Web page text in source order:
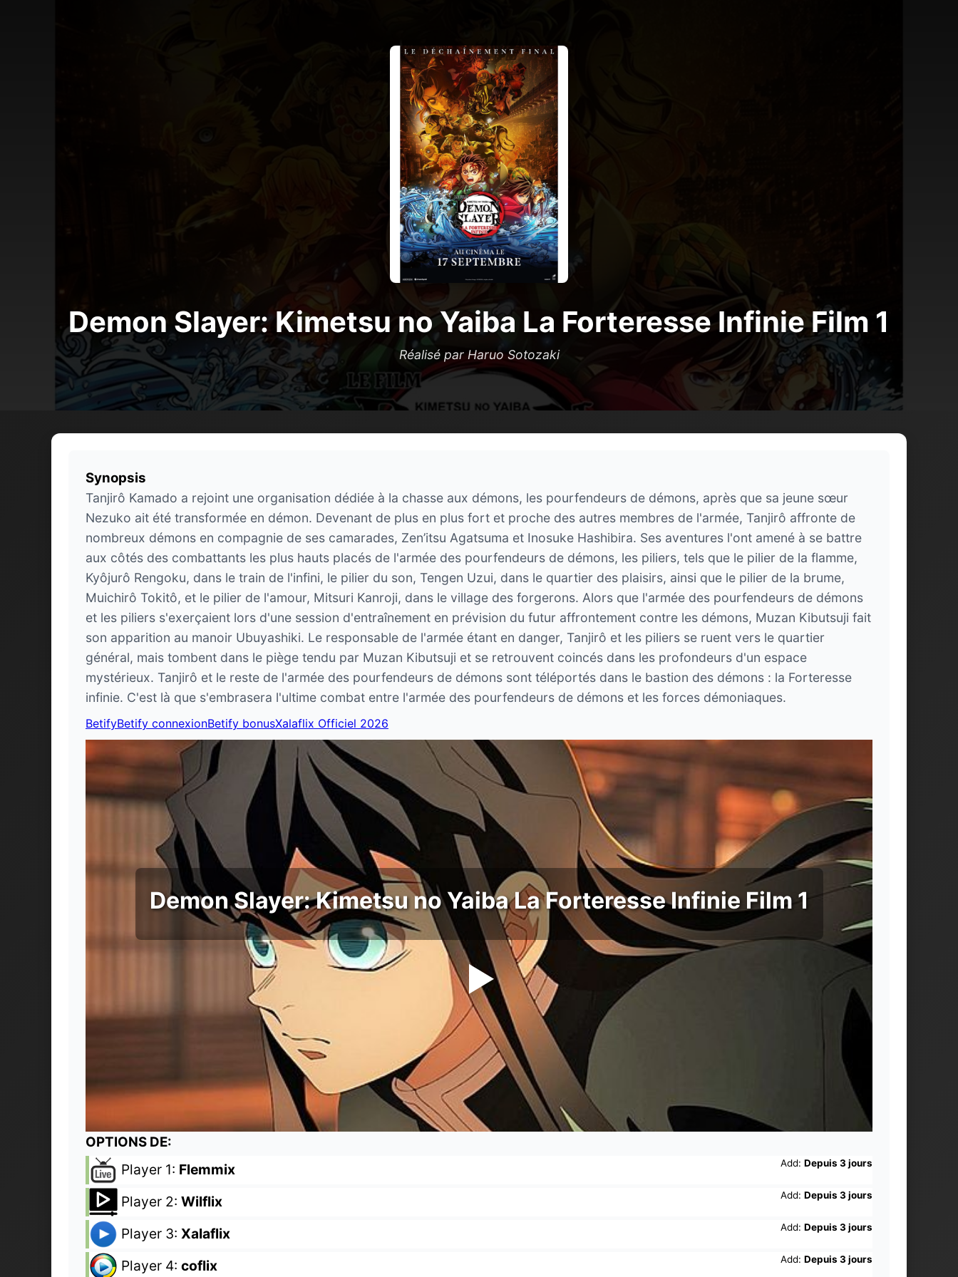
Demon Slayer: Kimetsu no Yaiba La Forteresse Infinie Film 1
Réalisé par Haruo Sotozaki
Synopsis
Tanjirô Kamado a rejoint une organisation dédiée à la chasse aux démons, les pourfendeurs de démons, après que sa jeune sœur
Nezuko ait été transformée en démon. Devenant de plus en plus fort et proche des autres membres de l'armée, Tanjirô affronte de
nombreux démons en compagnie de ses camarades, Zen’itsu Agatsuma et Inosuke Hashibira. Ses aventures l'ont amené à se battre
aux côtés des combattants les plus hauts placés de l'armée des pourfendeurs de démons, les piliers, tels que le pilier de la flamme,
Kyôjurô Rengoku, dans le train de l'infini, le pilier du son, Tengen Uzui, dans le quartier des plaisirs, ainsi que le pilier de la brume,
Muichirô Tokitô, et le pilier de l'amour, Mitsuri Kanroji, dans le village des forgerons. Alors que l'armée des pourfendeurs de démons
et les piliers s'exerçaient lors d'une session d'entraînement en prévision du futur affrontement contre les démons, Muzan Kibutsuji fait
son apparition au manoir Ubuyashiki. Le responsable de l'armée étant en danger, Tanjirô et les piliers se ruent vers le quartier
général, mais tombent dans le piège tendu par Muzan Kibutsuji et se retrouvent coincés dans les profondeurs d'un espace
mystérieux. Tanjirô et le reste de l'armée des pourfendeurs de démons sont téléportés dans le bastion des démons : la Forteresse
infinie. C'est là que s'embrasera l'ultime combat entre l'armée des pourfendeurs de démons et les forces démoniaques.
BetifyBetify connexionBetify bonusXalaflix Officiel 2026
Demon Slayer: Kimetsu no Yaiba La Forteresse Infinie Film 1
OPTIONS DE:
Player 1: Flemmix Add: Depuis 3 jours
Player 2: Wilflix Add: Depuis 3 jours
Player 3: Xalaflix Add: Depuis 3 jours
Player 4: coflix Add: Depuis 3 jours